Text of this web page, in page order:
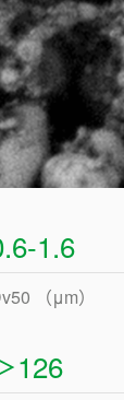
1.6
（μm）
126